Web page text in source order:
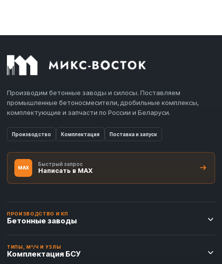
Производим бетонные заводы и силосы. Поставляем
промышленные бетоносмесители, дробильные комплексы,
комплектующие и запчасти по России и Беларуси.
Производство Комплектация Поставка и запуск
MAX
Быстрый запрос
Написать в MAX
ПРОИЗВОДСТВО И КП
Бетонные заводы
ТИПЫ, М³/Ч И УЗЛЫ
Комплектация БСУ